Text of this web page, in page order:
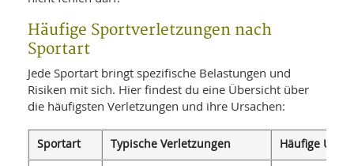
Häufige Sportverletzungen nach
Sportart
Jede Sportart bringt spezifische Belastungen und
Risiken mit sich. Hier findest du eine Übersicht über
die häufigsten Verletzungen und ihre Ursachen:
Sportart Typische Verletzungen Häufige